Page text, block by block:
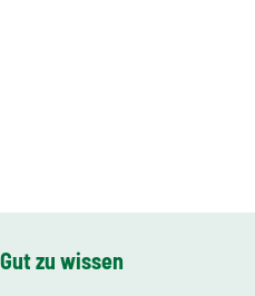
Gut zu wissen